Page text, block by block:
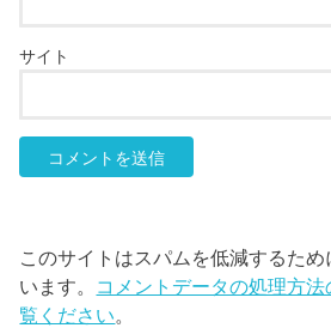
サイト
このサイトはスパムを低減するた
います。 コメントデータの処理方
覧ください。